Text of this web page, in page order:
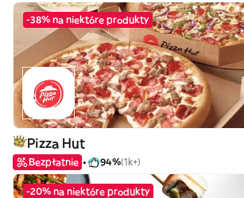
-38% na niektóre produkty
Pizza Hut
Bezpłatnie 94%(1k+)
-20% na niektóre produkty